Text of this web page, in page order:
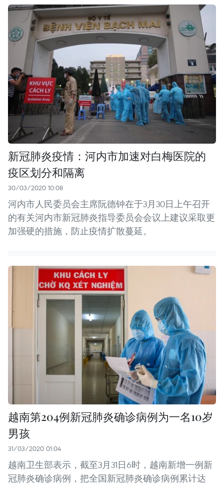
新冠肺炎疫情：河内市加速对白梅医院的
疫区划分和隔离 ​
30/03/2020 10:08
河内市人民委员会主席阮德钟在于3月30日上午召开
的有关河内市新冠肺炎指导委员会会议上建议采取更
加强硬的措施，防止疫情扩散蔓延。
越南第204例新冠肺炎确诊病例为一名10岁
男孩
31/03/2020 01:04
越南卫生部表示，截至3月31日6时，越南新增一例新
冠肺炎确诊病例，把全国新冠肺炎确诊病例累计达